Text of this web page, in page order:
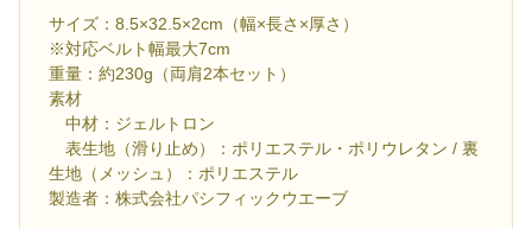
サイズ：8.5×32.5×2cm（幅×長さ×厚さ）
※対応ベルト幅最大7cm
重量：約230g（両肩2本セット）
素材
中材：ジェルトロン
表生地（滑り止め）：ポリエステル・ポリウレタン / 裏
生地（メッシュ）：ポリエステル
製造者：株式会社パシフィックウエーブ